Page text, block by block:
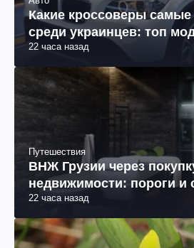
Какие кроссоверы
среди украинцев: топ
22 часа назад
Путешествия
ВНЖ Грузии через
недвижимости: пороги и
22 часа назад